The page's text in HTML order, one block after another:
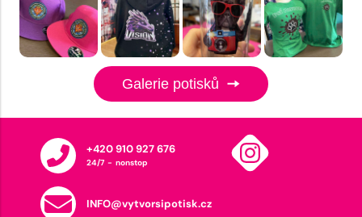
Galerie potisků
+420 910 927 676
24/7 - nonstop
INFO@vytvorsipotisk.cz